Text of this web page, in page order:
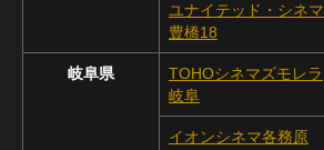
ユナイテッド・シネマ
豊橋18
岐阜県
TOHOシネマズモレラ
岐阜
イオンシネマ各務原